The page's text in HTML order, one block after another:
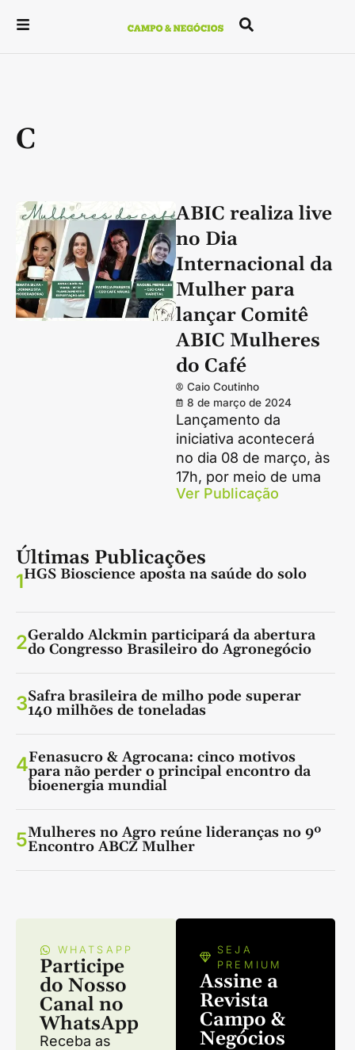
C
ABIC realiza live
no Dia
Internacional da
Mulher para
lançar Comitê
ABIC Mulheres
do Café
Caio Coutinho
8 de março de 2024
Lançamento da
iniciativa acontecerá
no dia 08 de março, às
17h, por meio de uma
Ver Publicação
Últimas Publicações
1HGS Bioscience aposta na saúde do solo
2Geraldo Alckmin participará da abertura
do Congresso Brasileiro do Agronegócio
3Safra brasileira de milho pode superar
140 milhões de toneladas
4Fenasucro & Agrocana: cinco motivos
para não perder o principal encontro da
bioenergia mundial
5Mulheres no Agro reúne lideranças no 9º
Encontro ABCZ Mulher
WHATSAPP
Participe
do Nosso
Canal no
WhatsApp
Receba as
SEJA
PREMIUM
Assine a
Revista
Campo &
Negócios